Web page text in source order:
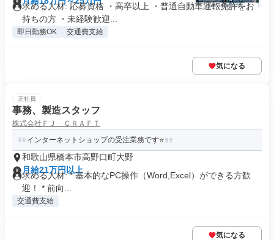
求める人材: 応募資格 ・高卒以上 ・普通自動車運転免許をお
持ちの方 ・未経験歓迎...
即日勤務OK 交通費支給
気になる
正社員
事務、製造スタッフ
株式会社ＦＪ ＣＲＡＦＴ
インターネットショップの受注業務です⭐️
和歌山県橋本市高野口町大野
月給21万円以上
求める人材: * 基本的なPC操作（Word,Excel）ができる方歓
迎！ * 前向...
交通費支給
気になる